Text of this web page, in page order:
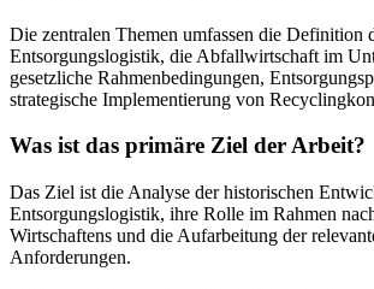
Die zentralen Themen umfassen die Definition
Entsorgungslogistik, die Abfallwirtschaft im
gesetzliche Rahmenbedingungen,
strategische Implementierung von
Was ist das primäre Ziel der Arbeit?
Das Ziel ist die Analyse der historischen
Entsorgungslogistik, ihre Rolle im Rahmen
Wirtschaftens und die Aufarbeitung der
Anforderungen.